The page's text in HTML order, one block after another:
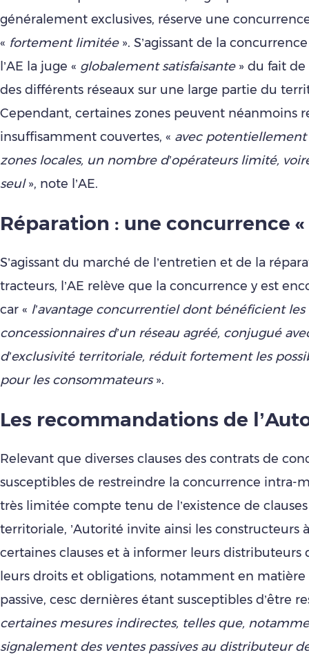
généralement exclusives, réserve une
« fortement limitée ». S’agissant de la
l’AE la juge « globalement satisfaisante » du fait
des différents réseaux sur une large partie du
Cependant, certaines zones peuvent néanmoins
insuffisamment couvertes, « avec potentiellement
zones locales, un nombre d’opérateurs limité,
seul», note l’AE.
Réparation : une concurrence
S’agissant du marché de l’entretien et de la
tracteurs, l’AE relève que la concurrence y est
car « l’avantage concurrentiel dont bénéficient les
concessionnaires d’un réseau agréé, conjugué
d’exclusivité territoriale, réduit fortement les
pour les consommateurs».
Les recommandations de
Relevant que diverses clauses des contrats de
susceptibles de restreindre la concurrence intra-
très limitée compte tenu de l’existence de clauses
territoriale, ’Autorité invite ainsi les constructeurs
certaines clauses et à informer leurs distributeurs
leurs droits et obligations, notamment en
passive, cesc dernières étant susceptibles d’être
certaines mesures indirectes, telles que,
signalement des ventes passives au distributeur